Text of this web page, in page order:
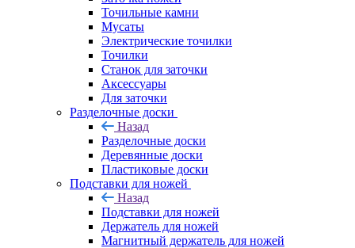
Точильные камни
Мусаты
Электрические точилки
Точилки
Станок для заточки
Аксессуары
Для заточки
Разделочные доски
Назад
Разделочные доски
Деревянные доски
Пластиковые доски
Подставки для ножей
Назад
Подставки для ножей
Держатель для ножей
Магнитный держатель для ножей